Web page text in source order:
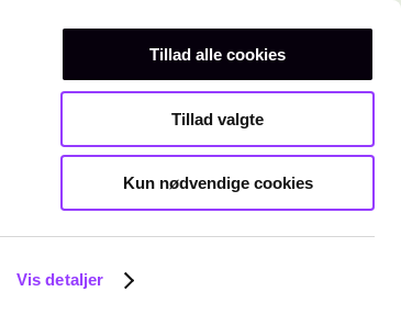
Vis detaljer
Tillad alle cookies
Tillad valgte
Kun nødvendige cookies
Teknisk gymnasiumKurser